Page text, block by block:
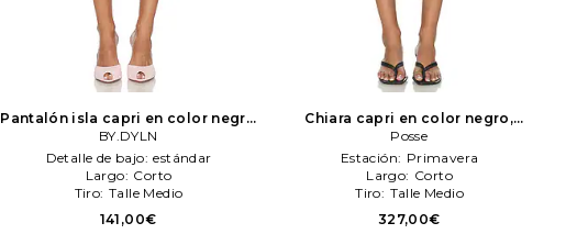
Pantalón isla capri en color negro
BY.DYLN
BY.DYLN
Detalle de bajo: estándar
Largo: Corto
Tiro: Talle Medio
141,00€
Chiara capri en color negro,
blanco Posse
Posse
Estación: Primavera
Largo: Corto
Tiro: Talle Medio
327,00€